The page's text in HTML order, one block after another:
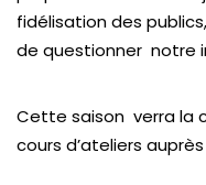
fidélisation des
de questionner notre
Cette saison verra la
cours d’ateliers